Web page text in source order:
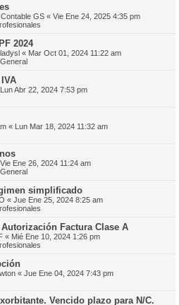
GS « Vie Ene 24, 2025 4:35 pm
2024
« Mar Oct 01, 2024 11:22 am
Lun Abr 22, 2024 7:53 pm
« Lun Mar 18, 2024 11:32 am
Vie Ene 26, 2024 11:24 am
simplificado
« Jue Ene 25, 2024 8:25 am
Factura Clase A
« Mié Ene 10, 2024 1:26 pm
« Jue Ene 04, 2024 7:43 pm
Vencido plazo para N/C.